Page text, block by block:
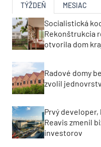
TÝŽDEŇ MESIAC
Socialistická
Rekonštrukcia
otvorila dom
Radové domy
zvolil
Prvý
Reavis zmenil
investorov